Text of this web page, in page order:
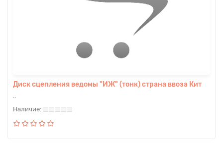
Диск сцепления ведомы "ИЖ" (тонк) страна ввоза Кит
..